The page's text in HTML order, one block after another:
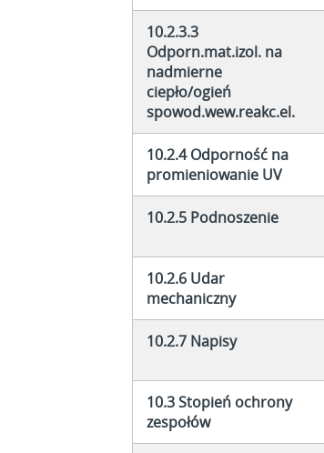
10.2.3.3
Odporn.mat.izol. na
nadmierne
ciepło/ogień
spowod.wew.reakc.el.
10.2.4 Odporność na
promieniowanie UV
10.2.5 Podnoszenie
10.2.6 Udar
mechaniczny
10.2.7 Napisy
10.3 Stopień ochrony
zespołów